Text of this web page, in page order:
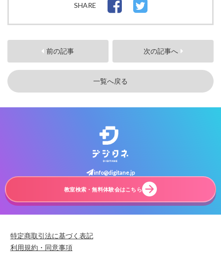
SHARE
前の記事 次の記事へ
一覧へ戻る
info@digitane.jp
教室検索・無料体験会はこちら
特定商取引法に基づく表記
利用規約・同意事項